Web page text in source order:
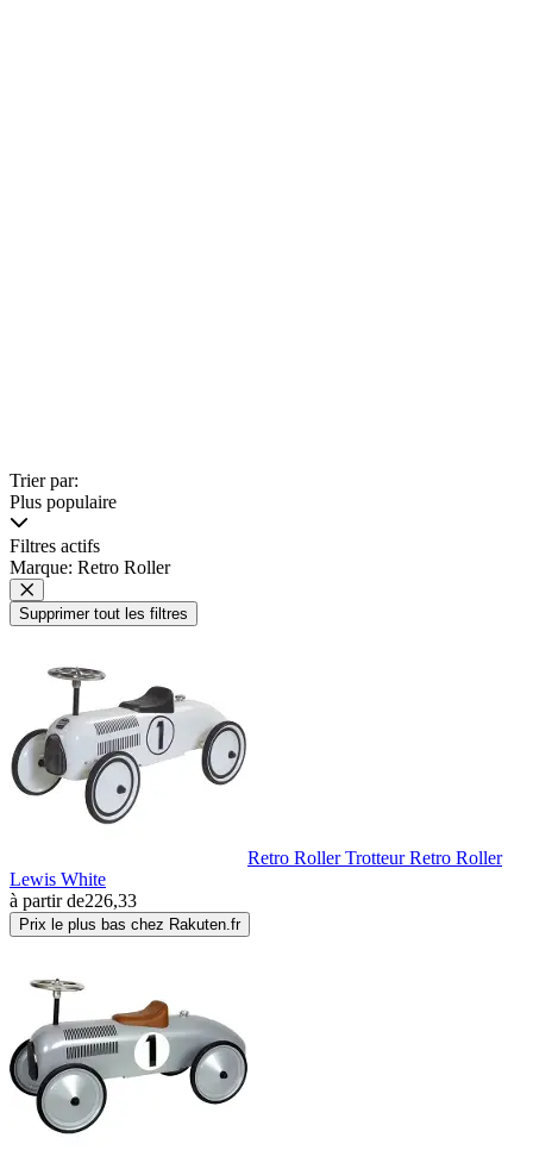
Trier par:
Plus populaire
Filtres actifs
Marque: Retro Roller
Supprimer tout les filtres
Retro Roller Trotteur Retro Roller
Lewis White
à partir de226,33
Prix le plus bas chez Rakuten.fr